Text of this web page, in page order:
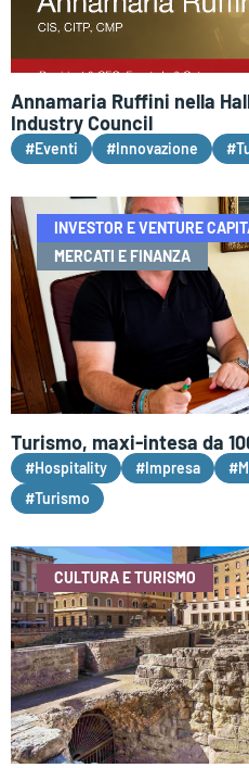
Annamaria Ruffini nella
Industry Council
#Eventi #Innovazione
INVESTOR E VENTURE
MERCATI E FINANZA
Turismo, maxi-intesa da
#Hospitality #Impresa
#Turismo
CULTURA E TURISMO